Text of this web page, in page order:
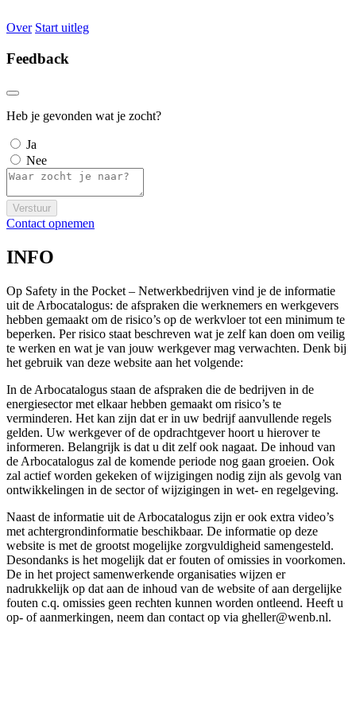
Over Start uitleg
Feedback
Heb je gevonden wat je zocht?
Ja
Nee
Verstuur
Contact opnemen
INFO
Op Safety in the Pocket – Netwerkbedrijven vind je de informatie
uit de Arbocatalogus: de afspraken die werknemers en werkgevers
hebben gemaakt om de risico’s op de werkvloer tot een minimum te
beperken. Per risico staat beschreven wat je zelf kan doen om veilig
te werken en wat je van jouw werkgever mag verwachten. Denk bij
het gebruik van deze website aan het volgende:
In de Arbocatalogus staan de afspraken die de bedrijven in de
energiesector met elkaar hebben gemaakt om risico’s te
verminderen. Het kan zijn dat er in uw bedrijf aanvullende regels
gelden. Uw werkgever of de opdrachtgever hoort u hierover te
informeren. Belangrijk is dat u dit zelf ook nagaat. De inhoud van
de Arbocatalogus zal de komende periode nog gaan groeien. Ook
zal actief worden gekeken of wijzigingen nodig zijn als gevolg van
ontwikkelingen in de sector of wijzigingen in wet- en regelgeving.
Naast de informatie uit de Arbocatalogus zijn er ook extra video’s
met achtergrondinformatie beschikbaar. De informatie op deze
website is met de grootst mogelijke zorgvuldigheid samengesteld.
Desondanks is het mogelijk dat er fouten of omissies in voorkomen.
De in het project samenwerkende organisaties wijzen er
nadrukkelijk op dat aan de inhoud van de website of aan dergelijke
fouten c.q. omissies geen rechten kunnen worden ontleend. Heeft u
op- of aanmerkingen, neem dan contact op via gheller@wenb.nl.